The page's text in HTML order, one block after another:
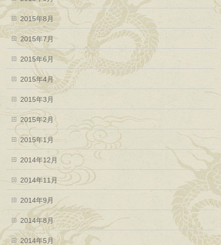
2015年8月
2015年7月
2015年6月
2015年4月
2015年3月
2015年2月
2015年1月
2014年12月
2014年11月
2014年9月
2014年8月
2014年5月